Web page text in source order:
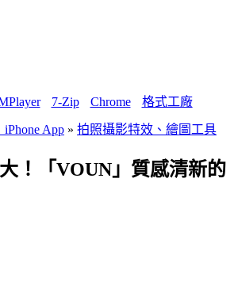
7-Zip Chrome 格式工廠
App » 拍照攝影特效、繪圖工具
！「VOUN」質感清新的